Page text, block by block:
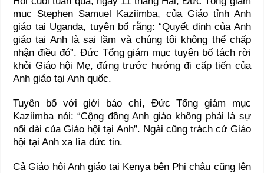
mục Stephen Samuel Kaziimba, của Giáo tỉnh Anh
giáo tại Uganda, tuyên bố rằng: “Quyết định của Anh
giáo tại Anh là sai lầm và chúng tôi không thể chấp
nhận điều đó”. Đức Tổng giám mục tuyên bố tách rời
khỏi Giáo hội Mẹ, đứng trước hướng đi cấp tiến của
Anh giáo tại Anh quốc.
Tuyên bố với giới báo chí, Đức Tổng giám mục
Kaziimba nói: “Cộng đồng Anh giáo không phải là sự
nối dài của Giáo hội tại Anh”. Ngài cũng trách cứ Giáo
hội tại Anh xa lìa đức tin.
Cả Giáo hội Anh giáo tại Kenya bên Phi châu cũng lên